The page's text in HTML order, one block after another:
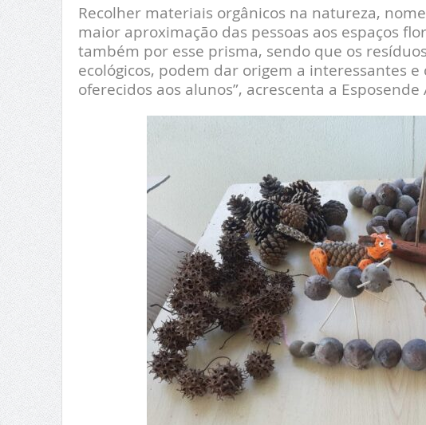
Recolher materiais orgânicos na natureza,
maior aproximação das pessoas aos espaços
também por esse prisma, sendo que os
ecológicos, podem dar origem a interessantes
oferecidos aos alunos”, acrescenta a